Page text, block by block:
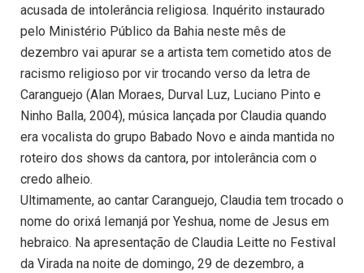
acusada de intolerância religiosa. Inquérito instaurado
pelo Ministério Público da Bahia neste mês de
dezembro vai apurar se a artista tem cometido atos de
racismo religioso por vir trocando verso da letra de
Caranguejo (Alan Moraes, Durval Luz, Luciano Pinto e
Ninho Balla, 2004), música lançada por Claudia quando
era vocalista do grupo Babado Novo e ainda mantida no
roteiro dos shows da cantora, por intolerância com o
credo alheio.
Ultimamente, ao cantar Caranguejo, Claudia tem trocado o
nome do orixá Iemanjá por Yeshua, nome de Jesus em
hebraico. Na apresentação de Claudia Leitte no Festival
da Virada na noite de domingo, 29 de dezembro, a